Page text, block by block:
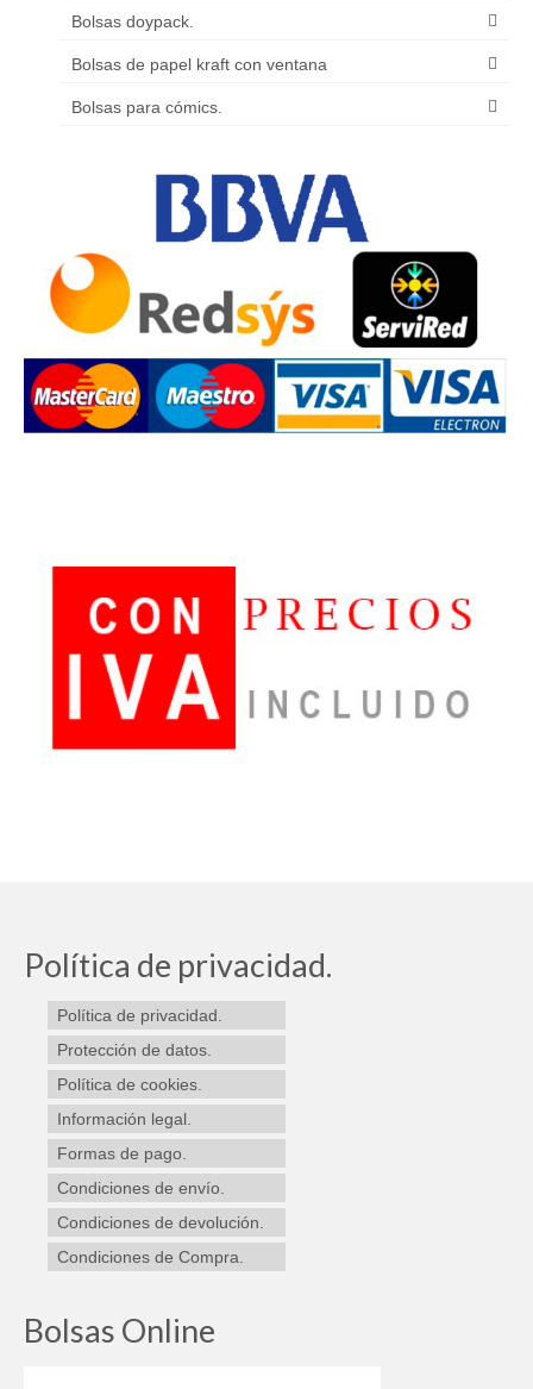
Bolsas doypack.
Bolsas de papel kraft con ventana
Bolsas para cómics.
Política de privacidad.
Política de privacidad.
Protección de datos.
Política de cookies.
Información legal.
Formas de pago.
Condiciones de envío.
Condiciones de devolución.
Condiciones de Compra.
Bolsas Online